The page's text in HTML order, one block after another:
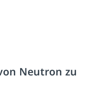
Neutron zu